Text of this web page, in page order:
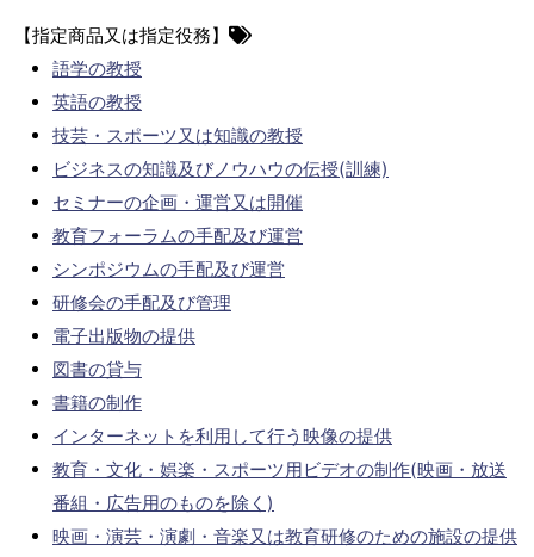
【指定商品又は指定役務】
語学の教授
英語の教授
技芸・スポーツ又は知識の教授
ビジネスの知識及びノウハウの伝授(訓練)
セミナーの企画・運営又は開催
教育フォーラムの手配及び運営
シンポジウムの手配及び運営
研修会の手配及び管理
電子出版物の提供
図書の貸与
書籍の制作
インターネットを利用して行う映像の提供
教育・文化・娯楽・スポーツ用ビデオの制作(映画・放送
番組・広告用のものを除く)
映画・演芸・演劇・音楽又は教育研修のための施設の提供